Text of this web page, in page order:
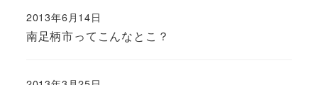
南足柄市ってこんなとこ？
2013年6月14日